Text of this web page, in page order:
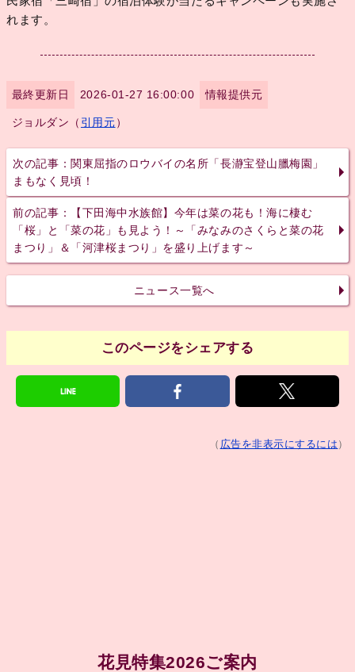
れます。
最終更新日 2026-01-27 16:00:00 情報提供元
ジョルダン（ 引用元 ）
次の記事：関東屈指のロウバイの名所「長瀞宝登山臘梅園」
まもなく見頃！
前の記事：【下田海中水族館】今年は菜の花も！海に棲む
「桜」と「菜の花」も見よう！～「みなみのさくらと菜の花
まつり」＆「河津桜まつり」を盛り上げます～
ニュース一覧へ
このページをシェアする
（ 広告を非表示にするには ）
花見特集2026ご案内